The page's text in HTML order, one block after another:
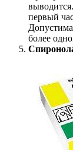
первый
более